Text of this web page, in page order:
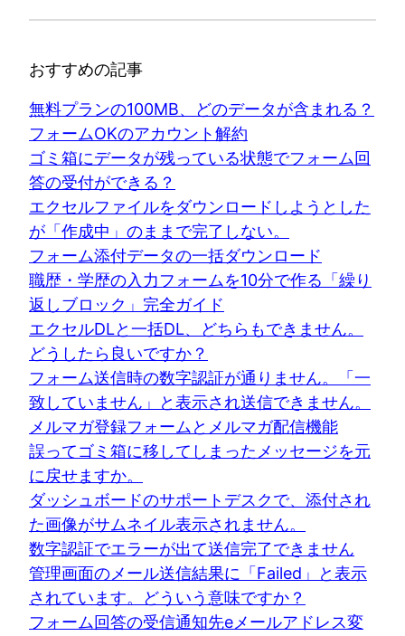
おすすめの記事
無料プランの100MB、どのデータが含まれる？
フォームOKのアカウント解約
ゴミ箱にデータが残っている状態でフォーム回
答の受付ができる？
エクセルファイルをダウンロードしようとした
が「作成中」のままで完了しない。
フォーム添付データの一括ダウンロード
職歴・学歴の入力フォームを10分で作る「繰り
返しブロック」完全ガイド
エクセルDLと一括DL、どちらもできません。
どうしたら良いですか？
フォーム送信時の数字認証が通りません。「一
致していません」と表示され送信できません。
メルマガ登録フォームとメルマガ配信機能
誤ってゴミ箱に移してしまったメッセージを元
に戻せますか。
ダッシュボードのサポートデスクで、添付され
た画像がサムネイル表示されません。
数字認証でエラーが出て送信完了できません
管理画面のメール送信結果に「Failed」と表示
されています。どういう意味ですか？
フォーム回答の受信通知先eメールアドレス変